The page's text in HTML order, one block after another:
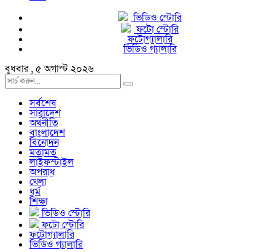
ভিডিও স্টোরি
ফটো স্টোরি
ফটোগ্যালারি
ভিডিও গ্যালারি
বুধবার , ৫ অগাস্ট ২০২৬
সর্বশেষ
সারাদেশ
অর্থনীতি
বাংলাদেশ
বিনোদন
মতামত
লাইফস্টাইল
অপরাধ
খেলা
ধর্ম
শিক্ষা
ভিডিও স্টোরি
ফটো স্টোরি
ফটোগ্যালারি
ভিডিও গ্যালারি